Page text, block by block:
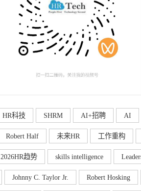
HR科技 SHRM AI+招聘 AI
Robert Half 未来HR 工作重构
2026HR趋势 skills intelligence
Johnny C. Taylor Jr. Robert Hosking